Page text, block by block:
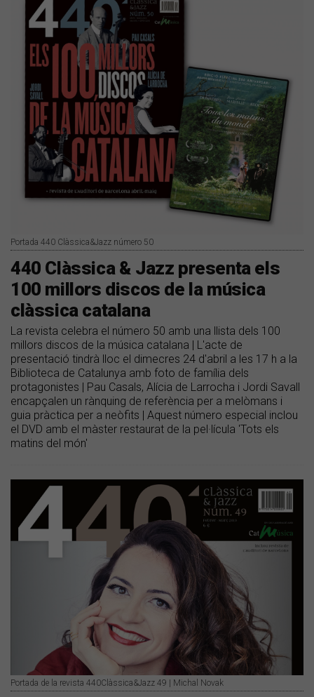
Portada 440 Clàssica&Jazz número 50
440 Clàssica & Jazz presenta els
100 millors discos de la música
clàssica catalana
La revista celebra el número 50 amb una llista dels 100
millors discos de la música catalana | L'acte de
presentació tindrà lloc el dimecres 24 d'abril a les 17 h a la
Biblioteca de Catalunya amb foto de família dels
protagonistes | Pau Casals, Alícia de Larrocha i Jordi Savall
encapçalen un rànquing de referència per a melòmans i
guia pràctica per a neòfits | Aquest número especial inclou
el DVD amb el màster restaurat de la pel·lícula 'Tots els
matins del món'
Portada de la revista 440Clàssica&Jazz 49 | Michal Novak